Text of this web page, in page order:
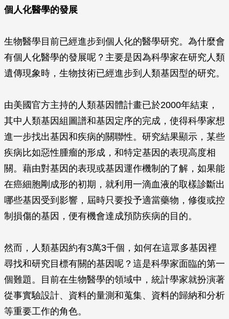
個人化醫學的發展
生物醫學目前已經進步到個人化的醫學研究。為什麼會
有個人化醫學的發展呢？主要是因為科學家在研究人類
遺傳現象時，生物技術已經進步到人類基因型的研究。
由美國官方主持的人類基因體計畫已於2000年結束，
其中人類基因組圖譜和基因定序的完成，使得科學家想
進一步找出基因和疾病的關聯性。研究結果顯示，某些
疾病比如惡性腫瘤的形成，和特定基因的表現高度相
關。藉由對基因的表現或基因運作機制的了解，如果能
在癌細胞剛成形的初期，就利用一滴血液的取樣診斷出
哪些基因受到影響，屆時只要投予適當藥物，修復或控
制損傷的基因，便有機會達成預防疾病的目的。
然而，人類基因約有3萬3千個，如何在這眾多基因裡
尋找和研究目標有關的基因呢？這是科學家面臨的第一
個難題。目前在生物醫學的領域中，統計學家就扮演著
從事實驗設計、資料的量測和蒐集、資料的歸納和分析
等重要工作的角色。